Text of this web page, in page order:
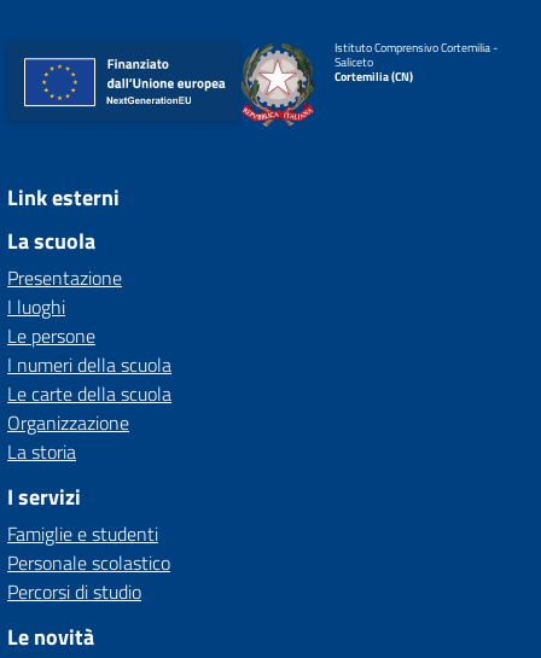
Istituto Comprensivo Cortemilia -
Saliceto
Cortemilia (CN)
Link esterni
La scuola
Presentazione
I luoghi
Le persone
I numeri della scuola
Le carte della scuola
Organizzazione
La storia
I servizi
Famiglie e studenti
Personale scolastico
Percorsi di studio
Le novità